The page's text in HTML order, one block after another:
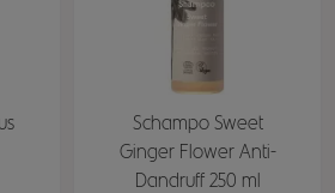
Schampo Sweet
Ginger Flower Anti-
Dandruff 250 ml